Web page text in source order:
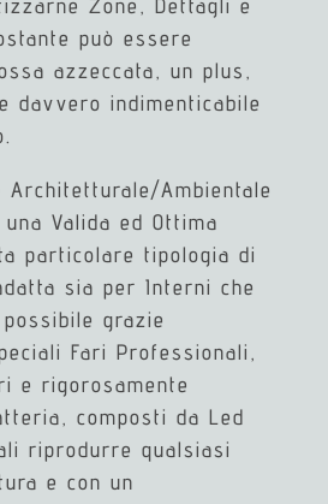
può essere
azzeccata, un plus,
davvero indimenticabile
Architetturale/Ambientale
Valida ed Ottima
particolare tipologia di
sia per Interni che
grazie
Fari Professionali,
e rigorosamente
composti da Led
riprodurre qualsiasi
e con un